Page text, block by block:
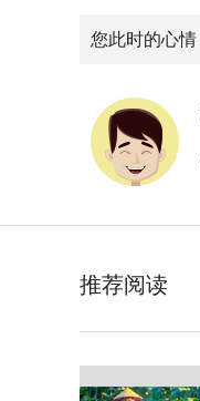
您此时的心情
推荐阅读